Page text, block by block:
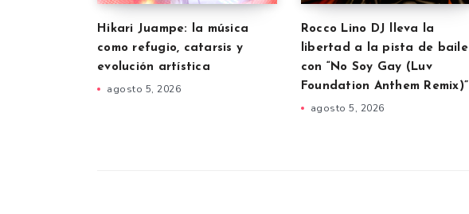
Hikari Juampe: la música
como refugio, catarsis y
evolución artística
agosto 5, 2026
Rocco Lino DJ lleva la
libertad a la pista de baile
con “No Soy Gay (Luv
Foundation Anthem Remix)”
agosto 5, 2026